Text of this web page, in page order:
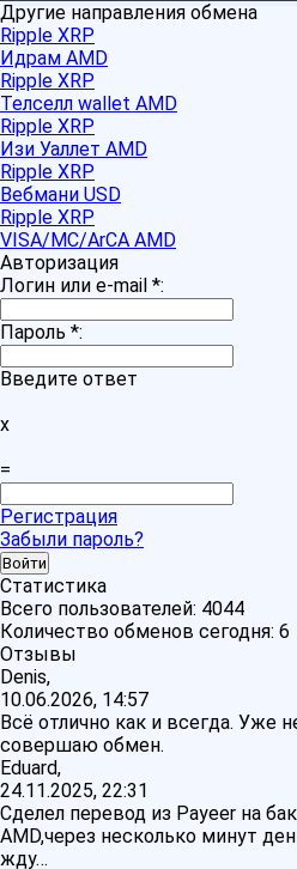
Другие направления обмена
Ripple XRP
Идрам AMD
Ripple XRP
Телселл wallet AMD
Ripple XRP
Изи Уаллет AMD
Ripple XRP
Вебмани USD
Ripple XRP
VISA/MC/ArCA AMD
Авторизация
Логин или e-mail *:
Пароль *:
Введите ответ
x
=
Регистрация
Забыли пароль?
Статистика
Всего пользователей: 4044
Количество обменов сегодня: 6
Отзывы
Denis,
10.06.2026, 14:57
Всё отлично как и всегда. Уже
совершаю обмен.
Eduard,
24.11.2025, 22:31
Сделел перевод из Payeer на
AMD,через несколько минут
жду…